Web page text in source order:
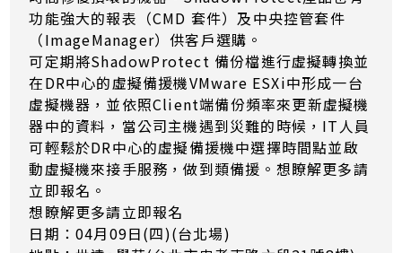
功能強大的報表（CMD 套件）及中央控管套件
（ImageManager）供客戶選購。
可定期將ShadowProtect 備份檔進行虛擬轉換並
在DR中心的虛擬備援機VMware ESXi中形成一台
虛擬機器，並依照Client端備份頻率來更新虛擬機
器中的資料，當公司主機遇到災難的時候，IT人員
可輕鬆於DR中心的虛擬備援機中選擇時間點並啟
動虛擬機來接手服務，做到類備援。想瞭解更多請
立即報名。
想瞭解更多請立即報名
日期：04月09日(四)(台北場)